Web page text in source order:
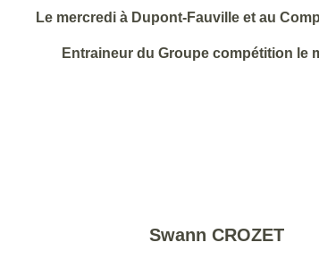
Le mercredi à Dupont-Fauville et au
Entraineur du Groupe compétition le
Swann CROZET